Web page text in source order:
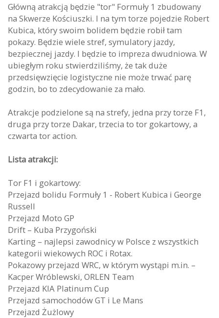
Główną atrakcją będzie "tor" Formuły 1 zbudowany
na Skwerze Kościuszki. I na tym torze pojedzie Robert
Kubica, który swoim bolidem będzie robił tam
pokazy. Będzie wiele stref, symulatory jazdy,
bezpiecznej jazdy. I będzie to impreza dwudniowa. W
ubiegłym roku stwierdziliśmy, że tak duże
przedsięwzięcie logistyczne nie może trwać parę
godzin, bo to zdecydowanie za mało.
Atrakcje podzielone są na strefy, jedna przy torze F1,
druga przy torze Dakar, trzecia to tor gokartowy, a
czwarta tor action.
Lista atrakcji:
Tor F1 i gokartowy:
Przejazd bolidu Formuły 1 - Robert Kubica i George
Russell
Przejazd Moto GP
Drift – Kuba Przygoński
Karting – najlepsi zawodnicy w Polsce z wszystkich
kategorii wiekowych ROC i Rotax.
Pokazowy przejazd WRC, w którym wystąpi m.in. –
Kacper Wróblewski, ORLEN Team
Przejazd KIA Platinum Cup
Przejazd samochodów GT i Le Mans
Przejazd Żużlowy